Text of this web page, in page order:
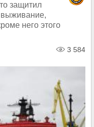
защитил
него этого
3 584